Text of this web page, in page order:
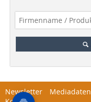
Newsletter Mediadaten